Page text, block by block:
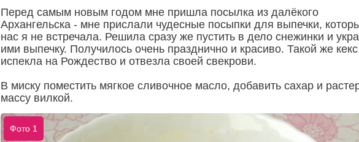
Перед самым новым годом мне пришла посылка из далёкого
Архангельска - мне прислали чудесные посыпки для выпечки,
нас я не встречала. Решила сразу же пустить в дело снежинки и
ими выпечку. Получилось очень празднично и красиво. Такой же
испекла на Рождество и отвезла своей свекрови.
В миску поместить мягкое сливочное масло, добавить сахар и
массу вилкой.
Фото 1